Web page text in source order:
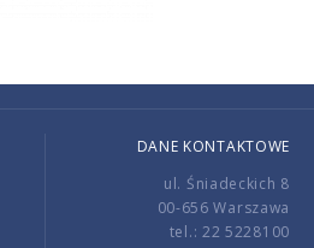
DANE KONTAKTOWE
ul. Śniadeckich 8
00-656 Warszawa
tel.: 22 5228100